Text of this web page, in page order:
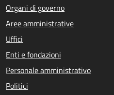
Organi di governo
Aree amministrative
Uffici
Enti e fondazioni
Personale amministrativo
Politici